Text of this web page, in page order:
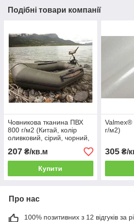
Подібні товари компанії
Човникова тканина ПВХ
800 г/м2 (Китай, колір
оливковий, сірий, чорний,
207 ₴/кв.м
Купити
Valmex®
г/м2)
305₴/
Про нас
100% позитивних з 12 відгуків за